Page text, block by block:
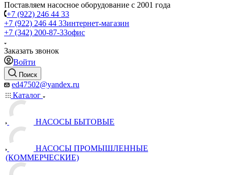
Поставляем насосное оборудование с 2001 года
+7 (922) 246 44 33
+7 (922) 246 44 33интернет-магазин
+7 (342) 200-87-33офис
Заказать звонок
Войти
Поиск
ed47502@yandex.ru
Каталог
НАСОСЫ БЫТОВЫЕ
НАСОСЫ ПРОМЫШЛЕННЫЕ
(КОММЕРЧЕСКИЕ)